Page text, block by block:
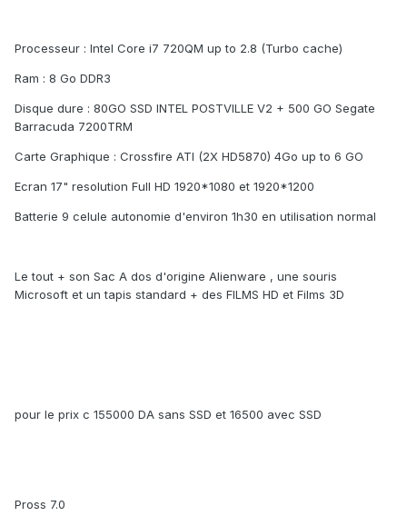
Processeur : Intel Core i7 720QM up to 2.8 (Turbo cache)
Ram : 8 Go DDR3
Disque dure : 80GO SSD INTEL POSTVILLE V2 + 500 GO Segate
Barracuda 7200TRM
Carte Graphique : Crossfire ATI (2X HD5870) 4Go up to 6 GO
Ecran 17" resolution Full HD 1920*1080 et 1920*1200
Batterie 9 celule autonomie d'environ 1h30 en utilisation normal
Le tout + son Sac A dos d'origine Alienware , une souris
Microsoft et un tapis standard + des FILMS HD et Films 3D
pour le prix c 155000 DA sans SSD et 16500 avec SSD
Pross 7.0